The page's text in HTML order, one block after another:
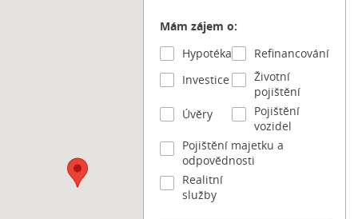
Mám zájem o:
Hypotéka
Refinancování
Investice
Životní
pojištění
Úvěry
Pojištění
vozidel
Pojištění majetku a
odpovědnosti
Realitní
služby